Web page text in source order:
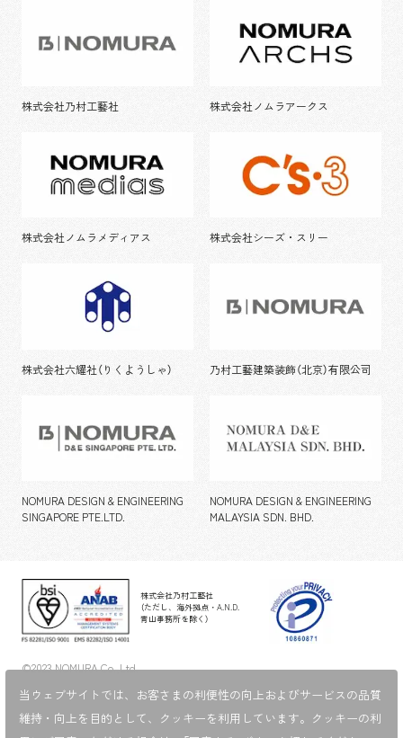
株式会社乃村工藝社 株式会社ノムラアークス
株式会社ノムラメディアス 株式会社シーズ・スリー
株式会社六耀社（りくようしゃ） 乃村工藝建築装飾（北京）有限公司
NOMURA DESIGN & ENGINEERING
SINGAPORE PTE.LTD.
NOMURA DESIGN & ENGINEERING
MALAYSIA SDN. BHD.
株式会社乃村工藝社
（ただし、海外拠点・A.N.D.
青山事務所を除く）
©2023 NOMURA Co.,Ltd.
当ウェブサイトでは、お客さまの利便性の向上およびサービスの品質
維持・向上を目的として、 クッキーを利用しています。クッキーの利